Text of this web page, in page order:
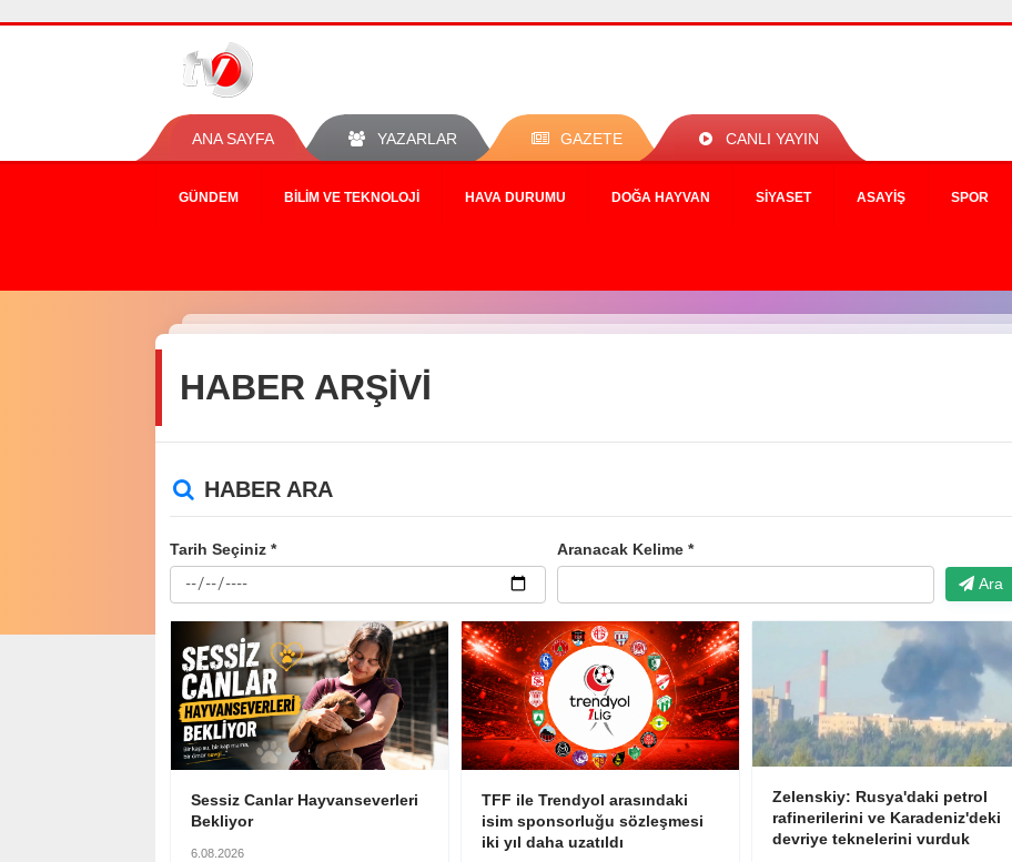
ANA SAYFA YAZARLAR GAZETE CANLI YAYIN
GÜNDEM BILIM VE TEKNOLOJI HAVA DURUMU DOĞA HAYVAN SIYASET ASAYIŞ SPOR
HABER ARŞİVİ
HABER ARA
Tarih Seçiniz *
Aranacak Kelime *
Ara
Sessiz Canlar Hayvanseverleri
Bekliyor
6.08.2026
TFF ile Trendyol arasındaki
isim sponsorluğu sözleşmesi
iki yıl daha uzatıldı
Zelenskiy: Rusya'daki petrol
rafinerilerini ve Karadeniz'deki
devriye teknelerini vurduk